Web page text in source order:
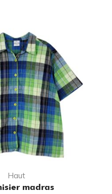
Haut
madras